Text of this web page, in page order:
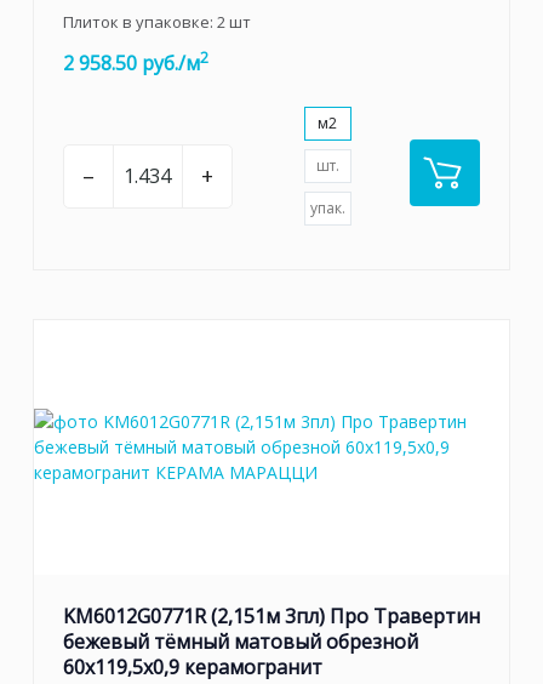
Плиток в упаковке: 2шт
2 958.50 руб./м2
– +
м2
шт.
упак.
KM6012G0771R (2,151м 3пл) Про Травертин
бежевый тёмный матовый обрезной
60x119,5x0,9 керамогранит